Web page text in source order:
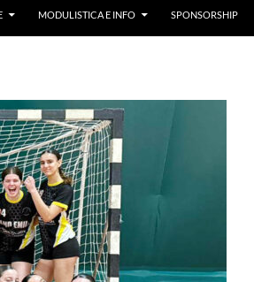
MODULISTICA E INFO SPONSORSHIP